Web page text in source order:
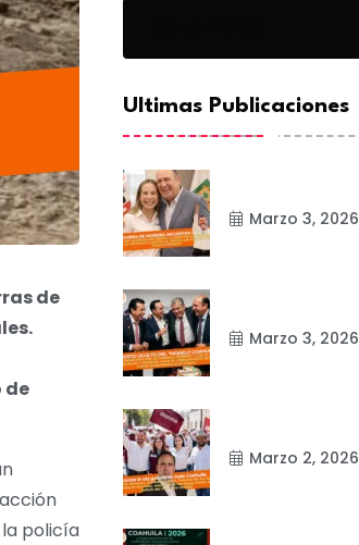
de
de
policía
Ultimas Publicaciones
Marzo 3, 2026
Marzo 3, 2026
Marzo 2, 2026